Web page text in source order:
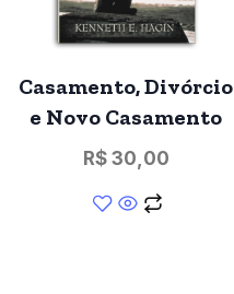
Casamento, Divórcio
e Novo Casamento
R$30,00